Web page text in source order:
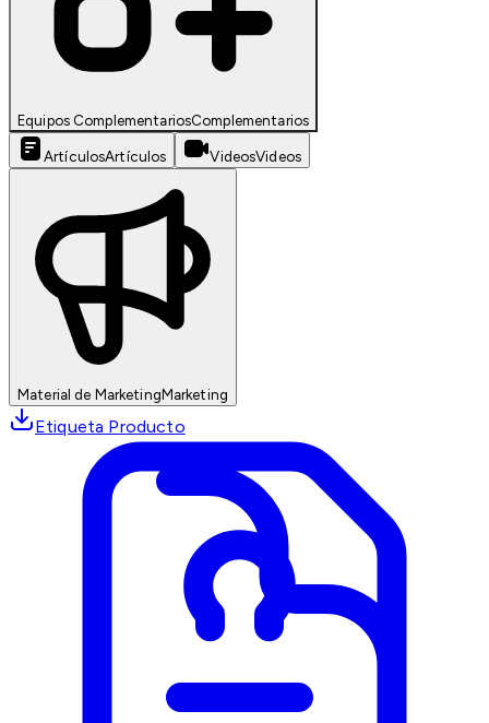
Equipos ComplementariosComplementarios
ArtículosArtículos VideosVideos
Material de MarketingMarketing
Etiqueta Producto